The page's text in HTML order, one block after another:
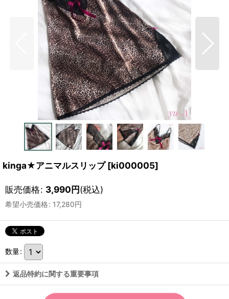
kinga★アニマルスリップ [ki000005]
販売価格: 3,990円(税込)
希望小売価格: 17,280円
数量:
返品特約に関する重要事項